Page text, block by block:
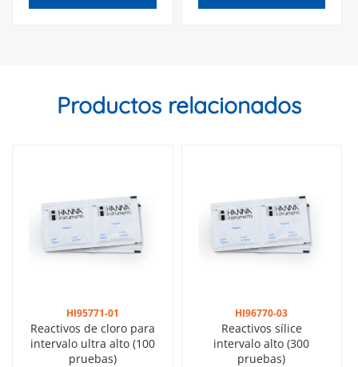
Productos relacionados
HI95771-01
Reactivos de cloro para
intervalo ultra alto (100
pruebas)
HI96770-03
Reactivos sílice
intervalo alto (300
pruebas)